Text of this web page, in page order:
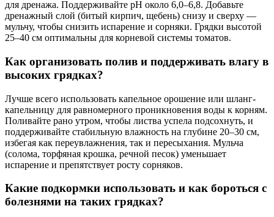
для дренажа. Поддерживайте pH около 6,0–6,8. Добавьте
дренажный слой (битый кирпич, щебень) снизу и сверху —
мульчу, чтобы снизить испарение и сорняки. Грядки высотой
25–40 см оптимальны для корневой системы томатов.
Как организовать полив и поддерживать влагу в
высоких грядках?
Лучше всего использовать капельное орошение или шланг-
капельницу для равномерного проникновения воды к корням.
Поливайте рано утром, чтобы листва успела подсохнуть, и
поддерживайте стабильную влажность на глубине 20–30 см,
избегая как переувлажнения, так и пересыхания. Мульча
(солома, торфяная крошка, речной песок) уменьшает
испарение и препятствует росту сорняков.
Какие подкормки использовать и как бороться с
болезнями на таких грядках?